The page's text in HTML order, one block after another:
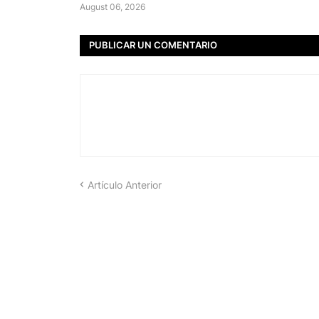
August 06, 2026
PUBLICAR UN COMENTARIO
Artículo Anterior